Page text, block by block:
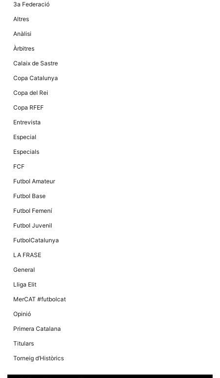
3a Federació
Altres
Anàlisi
Àrbitres
Calaix de Sastre
Copa Catalunya
Copa del Rei
Copa RFEF
Entrevista
Especial
Especials
FCF
Futbol Amateur
Futbol Base
Futbol Femení
Futbol Juvenil
FutbolCatalunya
LA FRASE
General
Lliga Elit
MerCAT #futbolcat
Opinió
Primera Catalana
Titulars
Torneig d’Històrics